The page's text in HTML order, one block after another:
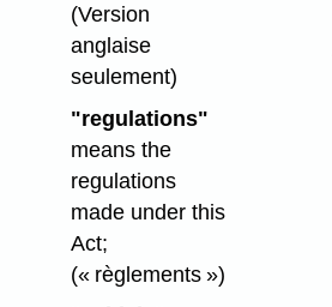
(Version
anglaise
seulement)
"regulations"
means the
regulations
made under this
Act;
(« règlements »)